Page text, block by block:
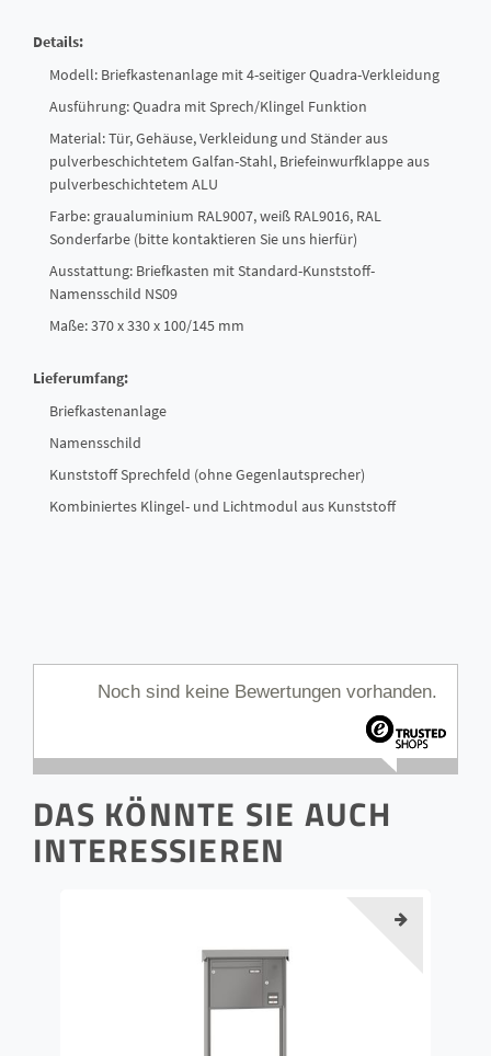
Details:
Modell: Briefkastenanlage mit 4-seitiger Quadra-Verkleidung
Ausführung: Quadra mit Sprech/Klingel Funktion
Material: Tür, Gehäuse, Verkleidung und Ständer aus
pulverbeschichtetem Galfan-Stahl, Briefeinwurfklappe aus
pulverbeschichtetem ALU
Farbe: graualuminium RAL9007, weiß RAL9016, RAL
Sonderfarbe (bitte kontaktieren Sie uns hierfür)
Ausstattung: Briefkasten mit Standard-Kunststoff-
Namensschild NS09
Maße: 370 x 330 x 100/145 mm
Lieferumfang:
Briefkastenanlage
Namensschild
Kunststoff Sprechfeld (ohne Gegenlautsprecher)
Kombiniertes Klingel- und Lichtmodul aus Kunststoff
Noch sind keine Bewertungen vorhanden.
DAS KÖNNTE SIE AUCH
INTERESSIEREN